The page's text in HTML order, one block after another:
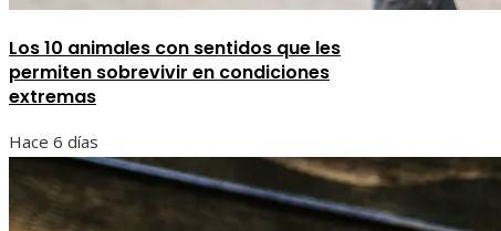
Los 10 animales con sentidos que les
permiten sobrevivir en condiciones
extremas
Hace 6 días